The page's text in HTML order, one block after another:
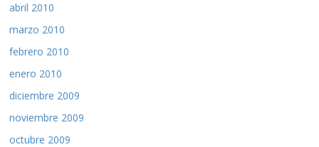
abril 2010
marzo 2010
febrero 2010
enero 2010
diciembre 2009
noviembre 2009
octubre 2009